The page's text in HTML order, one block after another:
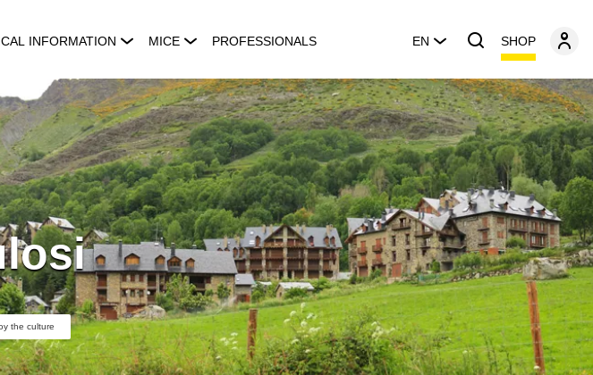
INFORMATION MICE PROFESSIONALS EN SHOP
the culture